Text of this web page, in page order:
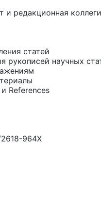
и редакционная
статей
рукописей научных
References
2618-964X